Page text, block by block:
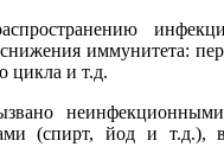
иммунитета:
цикла и т.д.
(спирт, йод и т.д.),